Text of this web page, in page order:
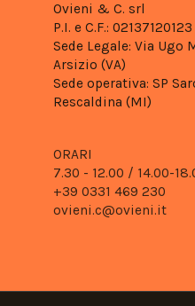
Ovieni & C. srl
P.I. e C.F.: 02137120123
Sede Legale: Via Ugo
Arsizio (VA)
Sede operativa: SP
Rescaldina (MI)
ORARI
7.30 - 12.00 / 14.00-
+39 0331 469 230
ovieni.c@ovieni.it